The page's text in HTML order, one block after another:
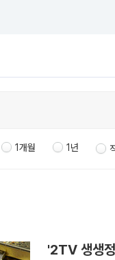
1개월 1년
'2TV 생생